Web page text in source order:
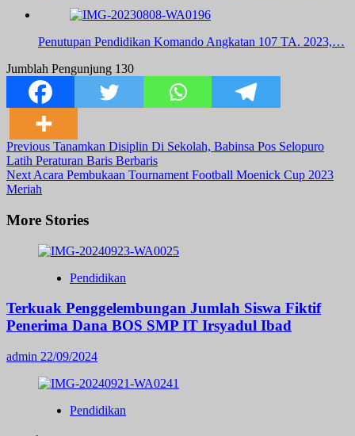
Penutupan Pendidikan Komando Angkatan 107 TA. 2023,…
Jumblah Pengunjung 130
Post
Navigation
Previous Tanamkan Disiplin Di Sekolah, Babinsa Pos Selopuro
Latih Peraturan Baris Berbaris
Next Acara Pembukaan Tournament Football Moenick Cup 2023
Meriah
More Stories
Pendidikan
Terkuak Penggelembungan Jumlah Siswa Fiktif
Penerima Dana BOS SMP IT Irsyadul Ibad
admin 22/09/2024
Pendidikan